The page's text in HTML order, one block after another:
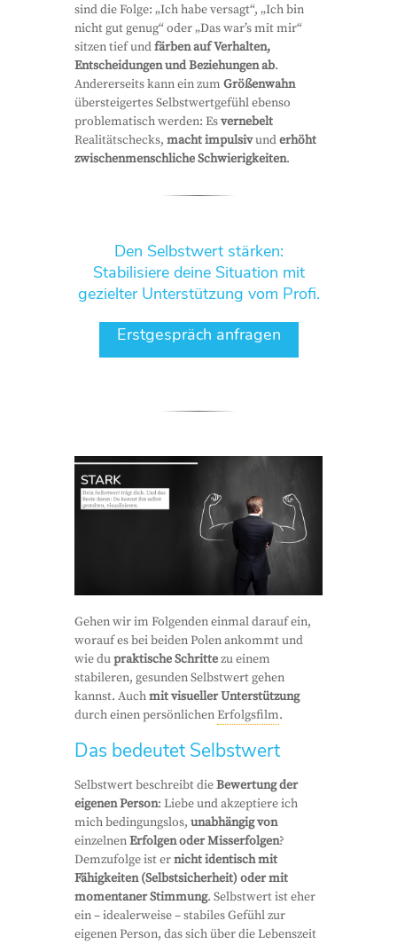
sind die Folge: „Ich habe versagt“, „Ich bin
nicht gut genug“ oder „Das war’s mit mir“
sitzen tief undfärben auf Verhalten,
Entscheidungen und Beziehungen ab.
Andererseits kann ein zum Größenwahn
übersteigertes Selbstwertgefühl ebenso
problematisch werden: Esvernebelt
Realitätschecks, macht impulsivunderhöht
zwischenmenschliche Schwierigkeiten.
Den Selbstwert stärken:
Stabilisiere deine Situation mit
gezielter Unterstützung vom Profi.
Erstgespräch anfragen
Gehen wir im Folgenden einmal darauf ein,
worauf es bei beiden Polen ankommt und
wie dupraktische Schrittezu einem
stabileren, gesunden Selbstwert gehen
kannst. Auchmit visueller Unterstützung
durch einen persönlichenErfolgsfilm.
Das bedeutet Selbstwert
Selbstwert beschreibt dieBewertung der
eigenen Person: Liebe und akzeptiere ich
mich bedingungslos, unabhängig von
einzelnenErfolgen oder Misserfolgen?
Demzufolge ist ernicht identisch mit
Fähigkeiten (Selbstsicherheit) oder mit
momentaner Stimmung. Selbstwert ist eher
ein – idealerweise – stabiles Gefühl zur
eigenen Person, das sich über die Lebenszeit